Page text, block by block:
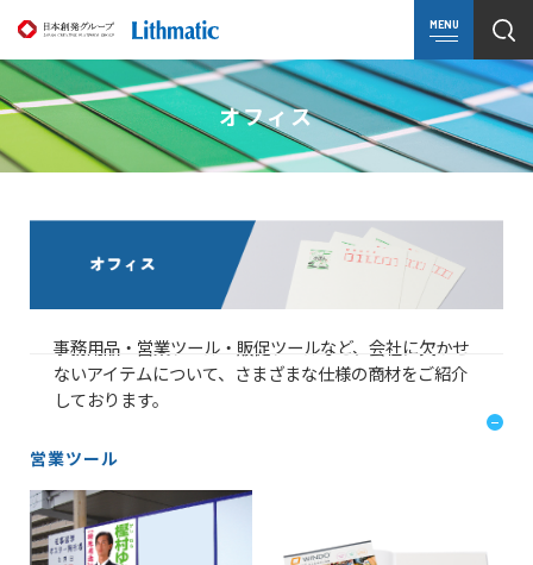
MENU
オフィス
事務用品・営業ツール・販促ツールなど、会社に欠かせ
ないアイテムについて、さまざまな仕様の商材をご紹介
しております。
営業ツール